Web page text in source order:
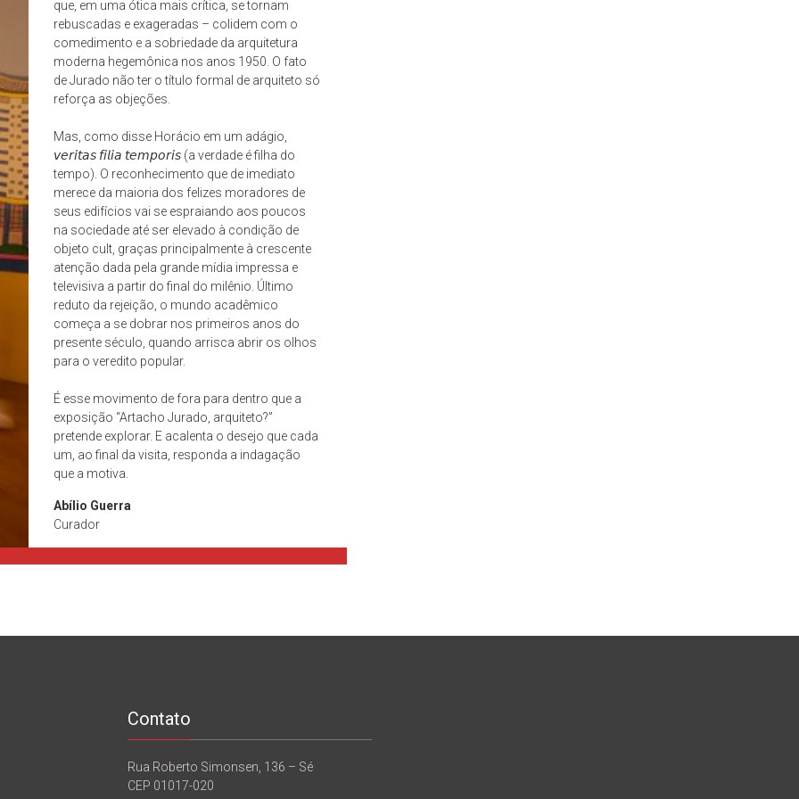
que, em uma ótica mais crítica, se tornam
rebuscadas e exageradas – colidem com o
comedimento e a sobriedade da arquitetura
moderna hegemônica nos anos 1950. O fato
de Jurado não ter o título formal de arquiteto só
reforça as objeções.
Mas, como disse Horácio em um adágio,
𝘷𝘦𝘳𝘪𝘵𝘢𝘴 𝘧𝘪𝘭𝘪𝘢 𝘵𝘦𝘮𝘱𝘰𝘳𝘪𝘴 (a verdade é filha do
tempo). O reconhecimento que de imediato
merece da maioria dos felizes moradores de
seus edifícios vai se espraiando aos poucos
na sociedade até ser elevado à condição de
objeto cult, graças principalmente à crescente
atenção dada pela grande mídia impressa e
televisiva a partir do final do milênio. Último
reduto da rejeição, o mundo acadêmico
começa a se dobrar nos primeiros anos do
presente século, quando arrisca abrir os olhos
para o veredito popular.
É esse movimento de fora para dentro que a
exposição “Artacho Jurado, arquiteto?”
pretende explorar. E acalenta o desejo que cada
um, ao final da visita, responda a indagação
que a motiva.
Abílio Guerra
Curador
Contato
Rua Roberto Simonsen, 136 – Sé
CEP 01017-020